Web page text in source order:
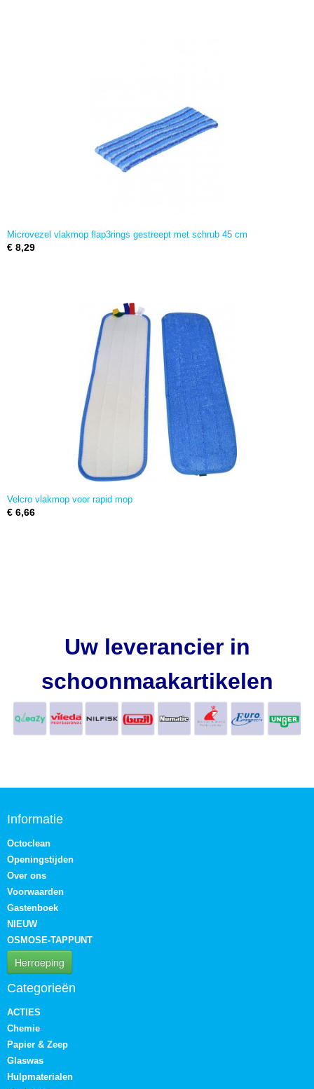
Microvezel vlakmop flap3rings gestreept met schrub 45 cm
€ 8,29
Velcro vlakmop voor rapid mop
€ 6,66
Uw leverancier in
schoonmaakartikelen
Informatie
Octoclean
Openingstijden
Over ons
Voorwaarden
Gastenboek
NIEUW
OSMOSE-TAPPUNT
Herroeping
Categorieën
ACTIES
Chemie
Papier & Zeep
Glaswas
Hulpmaterialen